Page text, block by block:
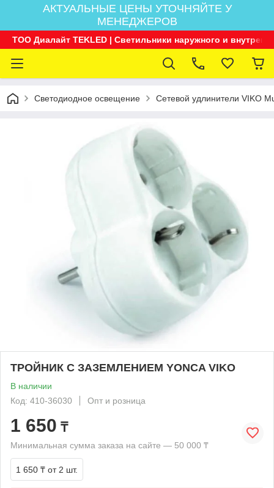
АКТУАЛЬНЫЕ ЦЕНЫ УТОЧНЯЙТЕ У
МЕНЕДЖЕРОВ
ТОО Диалайт TEKLED | Светильники наружного и
Светодиодное освещение Сетевой удлинители VIKO
ТРОЙНИК С ЗАЗЕМЛЕНИЕМ YONCA VIKO
В наличии
Код: 410-36030
Опт и розница
1 650 ₸
Минимальная сумма заказа на сайте — 50 000 ₸
1 650 ₸ от 2 шт.